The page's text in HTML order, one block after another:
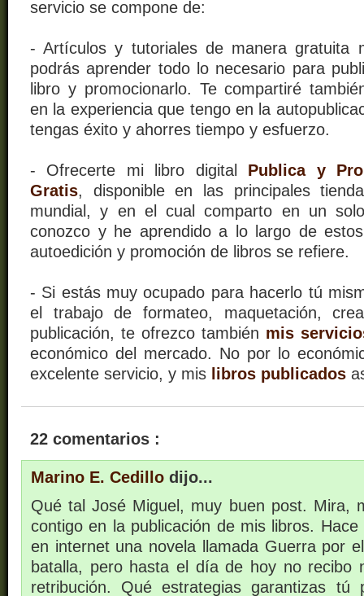
servicio se compone de:
- Artículos y tutoriales de manera gratuita
podrás aprender todo lo necesario para
libro y promocionarlo. Te compartiré
en la experiencia que tengo en la
tengas éxito y ahorres tiempo y esfuerzo.
- Ofrecerte mi libro digital Publica y
Gratis, disponible en las principales
mundial, y en el cual comparto en un
conozco y he aprendido a lo largo de
autoedición y promoción de libros se refiere.
- Si estás muy ocupado para hacerlo tú
el trabajo de formateo, maquetación,
publicación, te ofrezco también mis
económico del mercado. No por lo
excelente servicio, y mis libros publicados
22 comentarios :
Marino E. Cedillo dijo...
Qué tal José Miguel, muy buen post. Mira,
contigo en la publicación de mis libros.
en internet una novela llamada Guerra por
batalla, pero hasta el día de hoy no recibo
retribución. Qué estrategias garantizas tú